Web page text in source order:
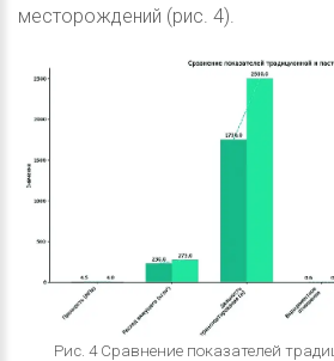
месторождений (рис. 4).
Рис. 4 Сравнение показателей